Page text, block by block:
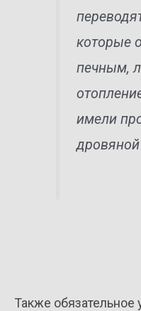
которые
печным,
имели
Также